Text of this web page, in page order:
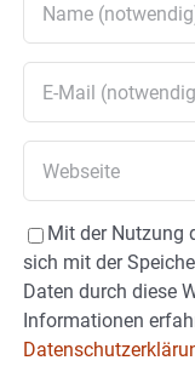
Mit der Nutzung
sich mit der
Daten durch diese
Informationen